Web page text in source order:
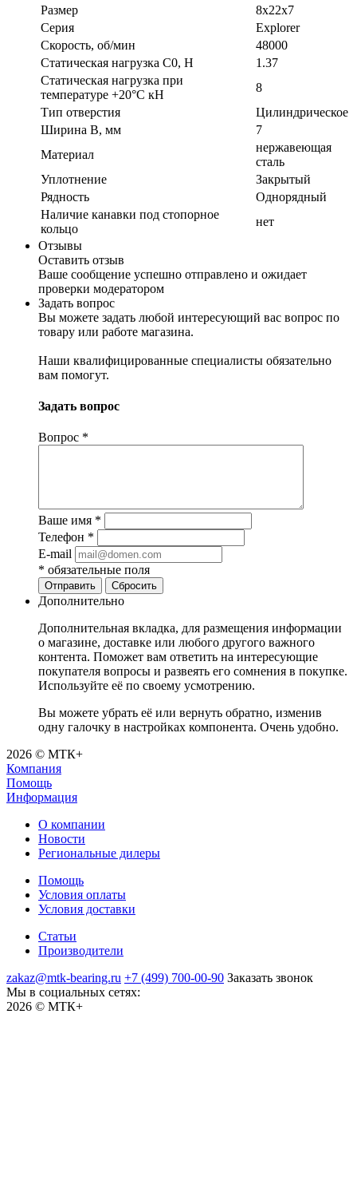
Размер
8х22х7
Серия
Explorer
Скорость, об/мин
48000
Статическая нагрузка C0, Н
1.37
Статическая нагрузка при
температуре +20°С кН
8
Тип отверстия
Цилиндрическое
Ширина B, мм
7
Материал
нержавеющая
сталь
Уплотнение
Закрытый
Рядность
Однорядный
Наличие канавки под стопорное
кольцо
нет
Отзывы
Оставить отзыв
Ваше сообщение успешно отправлено и ожидает
проверки модератором
Задать вопрос
Вы можете задать любой интересующий вас вопрос по
товару или работе магазина.
Наши квалифицированные специалисты обязательно
вам помогут.
Задать вопрос
Вопрос *
Ваше имя *
Телефон *
E-mail
* обязательные поля
Отправить Сбросить
Дополнительно
Дополнительная вкладка, для размещения информации
о магазине, доставке или любого другого важного
контента. Поможет вам ответить на интересующие
покупателя вопросы и развеять его сомнения в покупке.
Используйте её по своему усмотрению.
Вы можете убрать её или вернуть обратно, изменив
одну галочку в настройках компонента. Очень удобно.
2026 © МТК+
Компания
Помощь
Информация
О компании
Новости
Региональные дилеры
Помощь
Условия оплаты
Условия доставки
Статьи
Производители
zakaz@mtk-bearing.ru +7 (499) 700-00-90 Заказать звонок
Мы в социальных сетях:
2026 © МТК+